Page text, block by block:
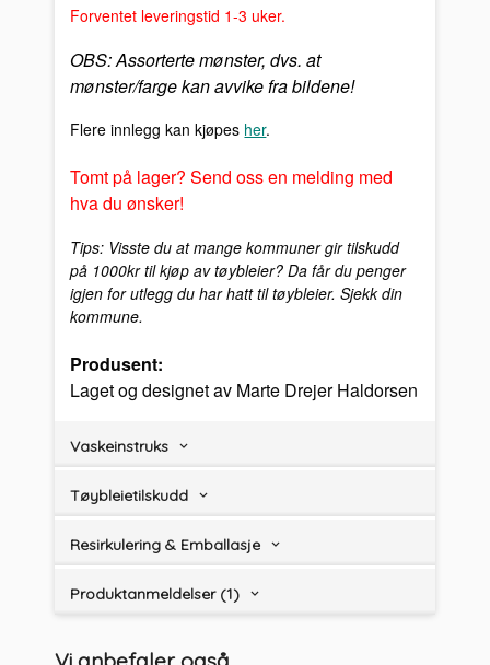
Forventet leveringstid 1-3 uker.
OBS: Assorterte mønster, dvs. at
mønster/farge kan avvike fra bildene!
Flere innlegg kan kjøpes her.
Tomt på lager? Send oss en melding med
hva du ønsker!
Tips: Visste du at mange kommuner gir tilskudd
på 1000kr til kjøp av tøybleier? Da får du penger
igjen for utlegg du har hatt til tøybleier. Sjekk din
kommune.
Produsent:
Laget og designet av Marte Drejer Haldorsen
Vaskeinstruks
Tøybleietilskudd
Resirkulering & Emballasje
Produktanmeldelser (1)